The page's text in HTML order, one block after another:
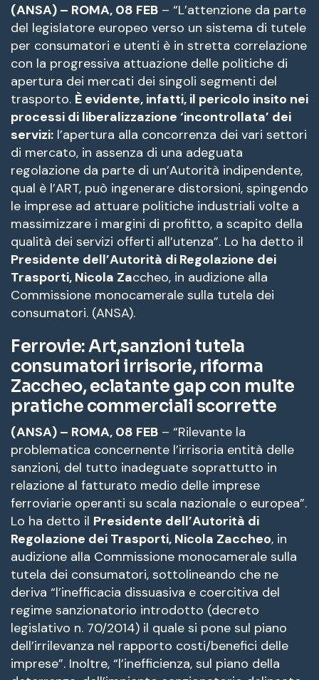
(ANSA) – ROMA, 08 FEB – “L’attenzione da parte
del legislatore europeo verso un sistema di tutele
per consumatori e utenti è in stretta correlazione
con la progressiva attuazione delle politiche di
apertura dei mercati dei singoli segmenti del
trasporto. È evidente, infatti, il pericolo insito nei
processi di liberalizzazione ‘incontrollata’ dei
servizi: l’apertura alla concorrenza dei vari settori
di mercato, in assenza di una adeguata
regolazione da parte di un’Autorità indipendente,
qual è l’ART, può ingenerare distorsioni, spingendo
le imprese ad attuare politiche industriali volte a
massimizzare i margini di profitto, a scapito della
qualità dei servizi offerti all’utenza”. Lo ha detto il
Presidente dell’Autorità di Regolazione dei
Trasporti, Nicola Zaccheo, in audizione alla
Commissione monocamerale sulla tutela dei
consumatori. (ANSA).
Ferrovie: Art,sanzioni tutela
consumatori irrisorie, riforma
Zaccheo, eclatante gap con multe
pratiche commerciali scorrette
(ANSA) – ROMA, 08 FEB – “Rilevante la
problematica concernente l’irrisoria entità delle
sanzioni, del tutto inadeguate soprattutto in
relazione al fatturato medio delle imprese
ferroviarie operanti su scala nazionale o europea”.
Lo ha detto il Presidente dell’Autorità di
Regolazione dei Trasporti, Nicola Zaccheo, in
audizione alla Commissione monocamerale sulla
tutela dei consumatori, sottolineando che ne
deriva “l’inefficacia dissuasiva e coercitiva del
regime sanzionatorio introdotto (decreto
legislativo n. 70/2014) il quale si pone sul piano
dell’irrilevanza nel rapporto costi/benefici delle
imprese”. Inoltre, “l’inefficienza, sul piano della